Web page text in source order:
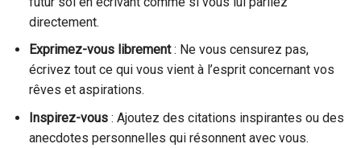
directement.
Exprimez-vous librement: Ne vous censurez pas,
écrivez tout ce qui vous vient à l’esprit concernant vos
rêves et aspirations.
Inspirez-vous: Ajoutez des citations inspirantes ou des
anecdotes personnelles qui résonnent avec vous.